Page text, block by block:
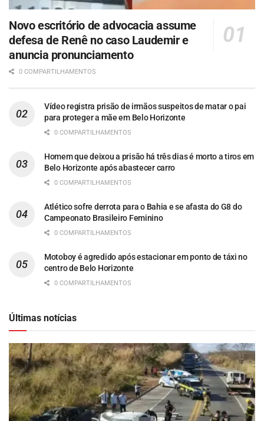
Novo escritório de advocacia assume
defesa de Renê no caso Laudemir e
anuncia pronunciamento
0 COMPARTILHAMENTOS
Vídeo registra prisão de irmãos suspeitos de matar o pai
para proteger a mãe em Belo Horizonte
0 COMPARTILHAMENTOS
Homem que deixou a prisão há três dias é morto a tiros em
Belo Horizonte após abastecer carro
0 COMPARTILHAMENTOS
Atlético sofre derrota para o Bahia e se afasta do G8 do
Campeonato Brasileiro Feminino
0 COMPARTILHAMENTOS
Motoboy é agredido após estacionar em ponto de táxi no
centro de Belo Horizonte
0 COMPARTILHAMENTOS
Últimas notícias